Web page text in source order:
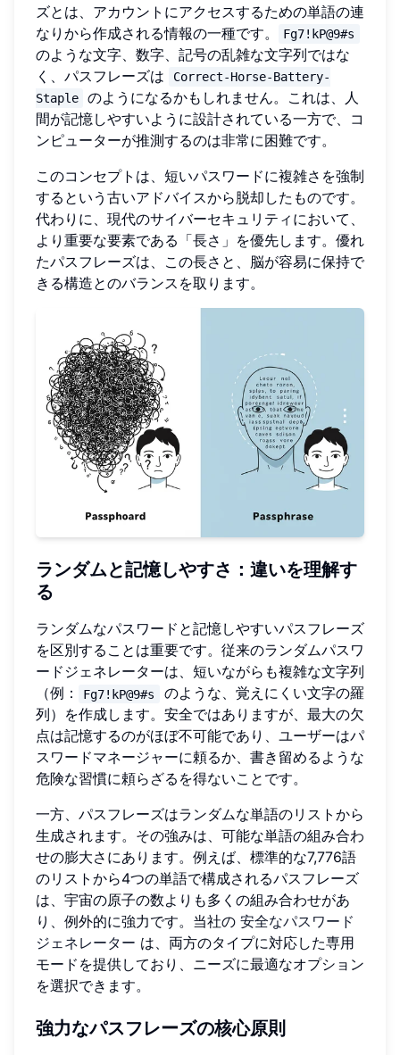
ズとは、アカウントにアクセスするための単語の連
なりから作成される情報の一種です。
Fg7!kP@9#s
のような文字、数字、記号の乱雑な文字列ではな
く、パスフレーズは
Correct-Horse-Battery-
Staple
のようになるかもしれません。これは、人
間が記憶しやすいように設計されている一方で、コ
ンピューターが推測するのは非常に困難です。
このコンセプトは、短いパスワードに複雑さを強制
するという古いアドバイスから脱却したものです。
代わりに、現代のサイバーセキュリティにおいて、
より重要な要素である「長さ」を優先します。優れ
たパスフレーズは、この長さと、脳が容易に保持で
きる構造とのバランスを取ります。
ランダムと記憶しやすさ：違いを理解す
る
ランダムなパスワードと記憶しやすいパスフレーズ
を区別することは重要です。従来のランダムパスワ
ードジェネレーターは、短いながらも複雑な文字列
（例：
Fg7!kP@9#s
のような、覚えにくい文字の羅
列）を作成します。安全ではありますが、最大の欠
点は記憶するのがほぼ不可能であり、ユーザーはパ
スワードマネージャーに頼るか、書き留めるような
危険な習慣に頼らざるを得ないことです。
一方、パスフレーズはランダムな単語のリストから
生成されます。その強みは、可能な単語の組み合わ
せの膨大さにあります。例えば、標準的な7,776語
のリストから4つの単語で構成されるパスフレーズ
は、宇宙の原子の数よりも多くの組み合わせがあ
り、例外的に強力です。当社の 安全なパスワード
ジェネレーター は、両方のタイプに対応した専用
モードを提供しており、ニーズに最適なオプション
を選択できます。
強力なパスフレーズの核心原則